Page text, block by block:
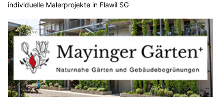
individuelle Malerprojekte in Flawil SG